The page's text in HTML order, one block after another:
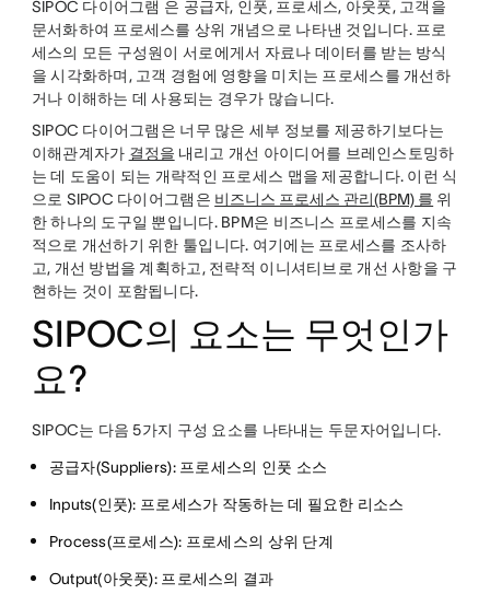
SIPOC 다이어그램 은 공급자, 인풋, 프로세스, 아웃풋, 고객을
문서화하여 프로세스를 상위 개념으로 나타낸 것입니다. 프로
세스의 모든 구성원이 서로에게서 자료나 데이터를 받는 방식
을 시각화하며, 고객 경험에 영향을 미치는 프로세스를 개선하
거나 이해하는 데 사용되는 경우가 많습니다.
SIPOC 다이어그램은 너무 많은 세부 정보를 제공하기보다는
이해관계자가 결정을 내리고 개선 아이디어를 브레인스토밍하
는 데 도움이 되는 개략적인 프로세스 맵을 제공합니다. 이런 식
으로 SIPOC 다이어그램은 비즈니스 프로세스 관리(BPM) 를 위
한 하나의 도구일 뿐입니다. BPM은 비즈니스 프로세스를 지속
적으로 개선하기 위한 툴입니다. 여기에는 프로세스를 조사하
고, 개선 방법을 계획하고, 전략적 이니셔티브로 개선 사항을 구
현하는 것이 포함됩니다.
SIPOC의 요소는 무엇인가
요?
SIPOC는 다음 5가지 구성 요소를 나타내는 두문자어입니다.
공급자(Suppliers): 프로세스의 인풋 소스
Inputs(인풋): 프로세스가 작동하는 데 필요한 리소스
Process(프로세스): 프로세스의 상위 단계
Output(아웃풋): 프로세스의 결과